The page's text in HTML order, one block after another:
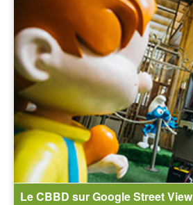
Le CBBD sur Google Street View